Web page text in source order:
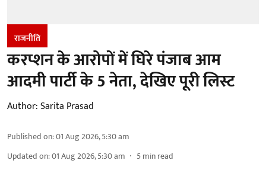
राजनीति
करप्शन के आरोपों में घिरे पंजाब आम
आदमी पार्टी के 5 नेता, देखिए पूरी लिस्ट
Author:Sarita Prasad
Published on:01 Aug 2026, 5:30 am
Updated on:01 Aug 2026, 5:30 am 5min read